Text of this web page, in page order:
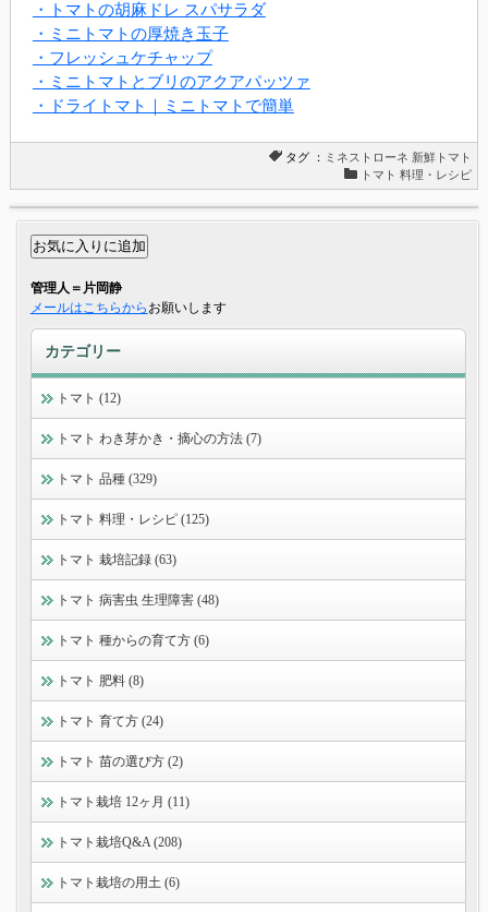
・トマトの胡麻ドレ スパサラダ
・ミニトマトの厚焼き玉子
・フレッシュケチャップ
・ミニトマトとブリのアクアパッツァ
・ドライトマト｜ミニトマトで簡単
タグ ： ミネストローネ 新鮮トマト
トマト 料理・レシピ
管理人＝片岡静
メールはこちらから お願いします
カテゴリー
トマト (12)
トマト わき芽かき・摘心の方法 (7)
トマト 品種 (329)
トマト 料理・レシピ (125)
トマト 栽培記録 (63)
トマト 病害虫 生理障害 (48)
トマト 種からの育て方 (6)
トマト 肥料 (8)
トマト 育て方 (24)
トマト 苗の選び方 (2)
トマト栽培 12ヶ月 (11)
トマト栽培Q&A (208)
トマト栽培の用土 (6)